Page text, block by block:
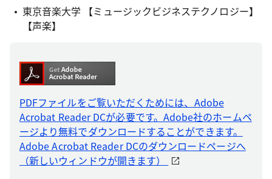
東京音楽大学 【ミュージックビジネステクノロジー】
【声楽】
PDFファイルをご覧いただくためには、Adobe
Acrobat Reader DCが必要です。Adobe社のホームペ
ージより無料でダウンロードすることができます。
Adobe Acrobat Reader DCのダウンロードページへ
（新しいウィンドウが開きます）